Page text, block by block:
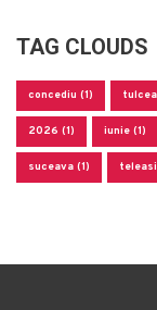
TAG CLOUDS
concediu (1) tulcea
2026 (1) iunie (1)
suceava (1)